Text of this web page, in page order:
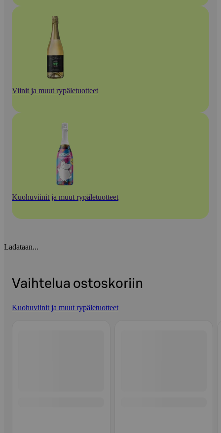
Viinit ja muut rypäletuotteet
Kuohuviinit ja muut rypäletuotteet
Ladataan...
Vaihtelua ostoskoriin
Kuohuviinit ja muut rypäletuotteet